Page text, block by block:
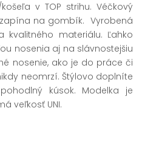
v TOP strihu. Véčkový
na gombík. Vyrobená
kvalitného materiálu. Ľahko
nosenia aj na slávnostejšiu
nosenie, ako je do práce či
neomrzí. Štýlovo doplníte
kúsok. Modelka je
veľkosť UNI.